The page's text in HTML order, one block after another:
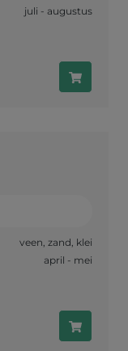
juli - augustus
veen, zand, klei
april - mei